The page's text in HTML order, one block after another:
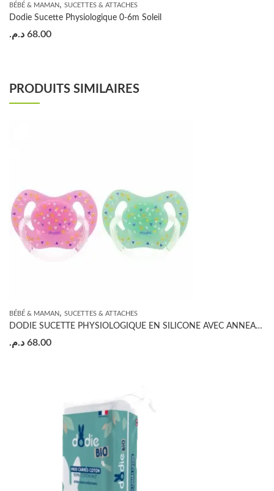
BÉBÉ & MAMAN, SUCETTES & ATTACHES
Dodie Sucette Physiologique 0-6m Soleil
68.00 د.م.
PRODUITS SIMILAIRES
BÉBÉ & MAMAN, SUCETTES & ATTACHES
DODIE SUCETTE PHYSIOLOGIQUE EN SILICONE AVEC ANNEAU +18 MOIS
68.00 د.م.